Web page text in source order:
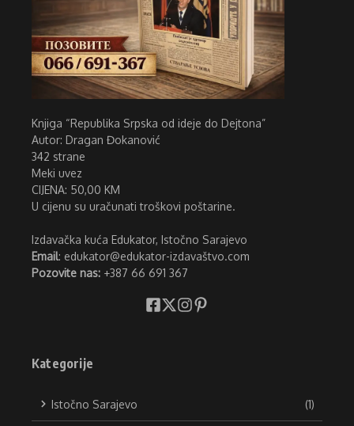
Knjiga “Republika Srpska od ideje do Dejtona”
Autor: Dragan Đokanović
342 strane
Meki uvez
CIJENA: 50,00 KM
U cijenu su uračunati troškovi poštarine.
Izdavačka kuća Edukator, Istočno Sarajevo
Email: edukator@edukator-izdavaštvo.com
Pozovite nas: +387 66 691 367
Kategorije
Istočno Sarajevo (1)